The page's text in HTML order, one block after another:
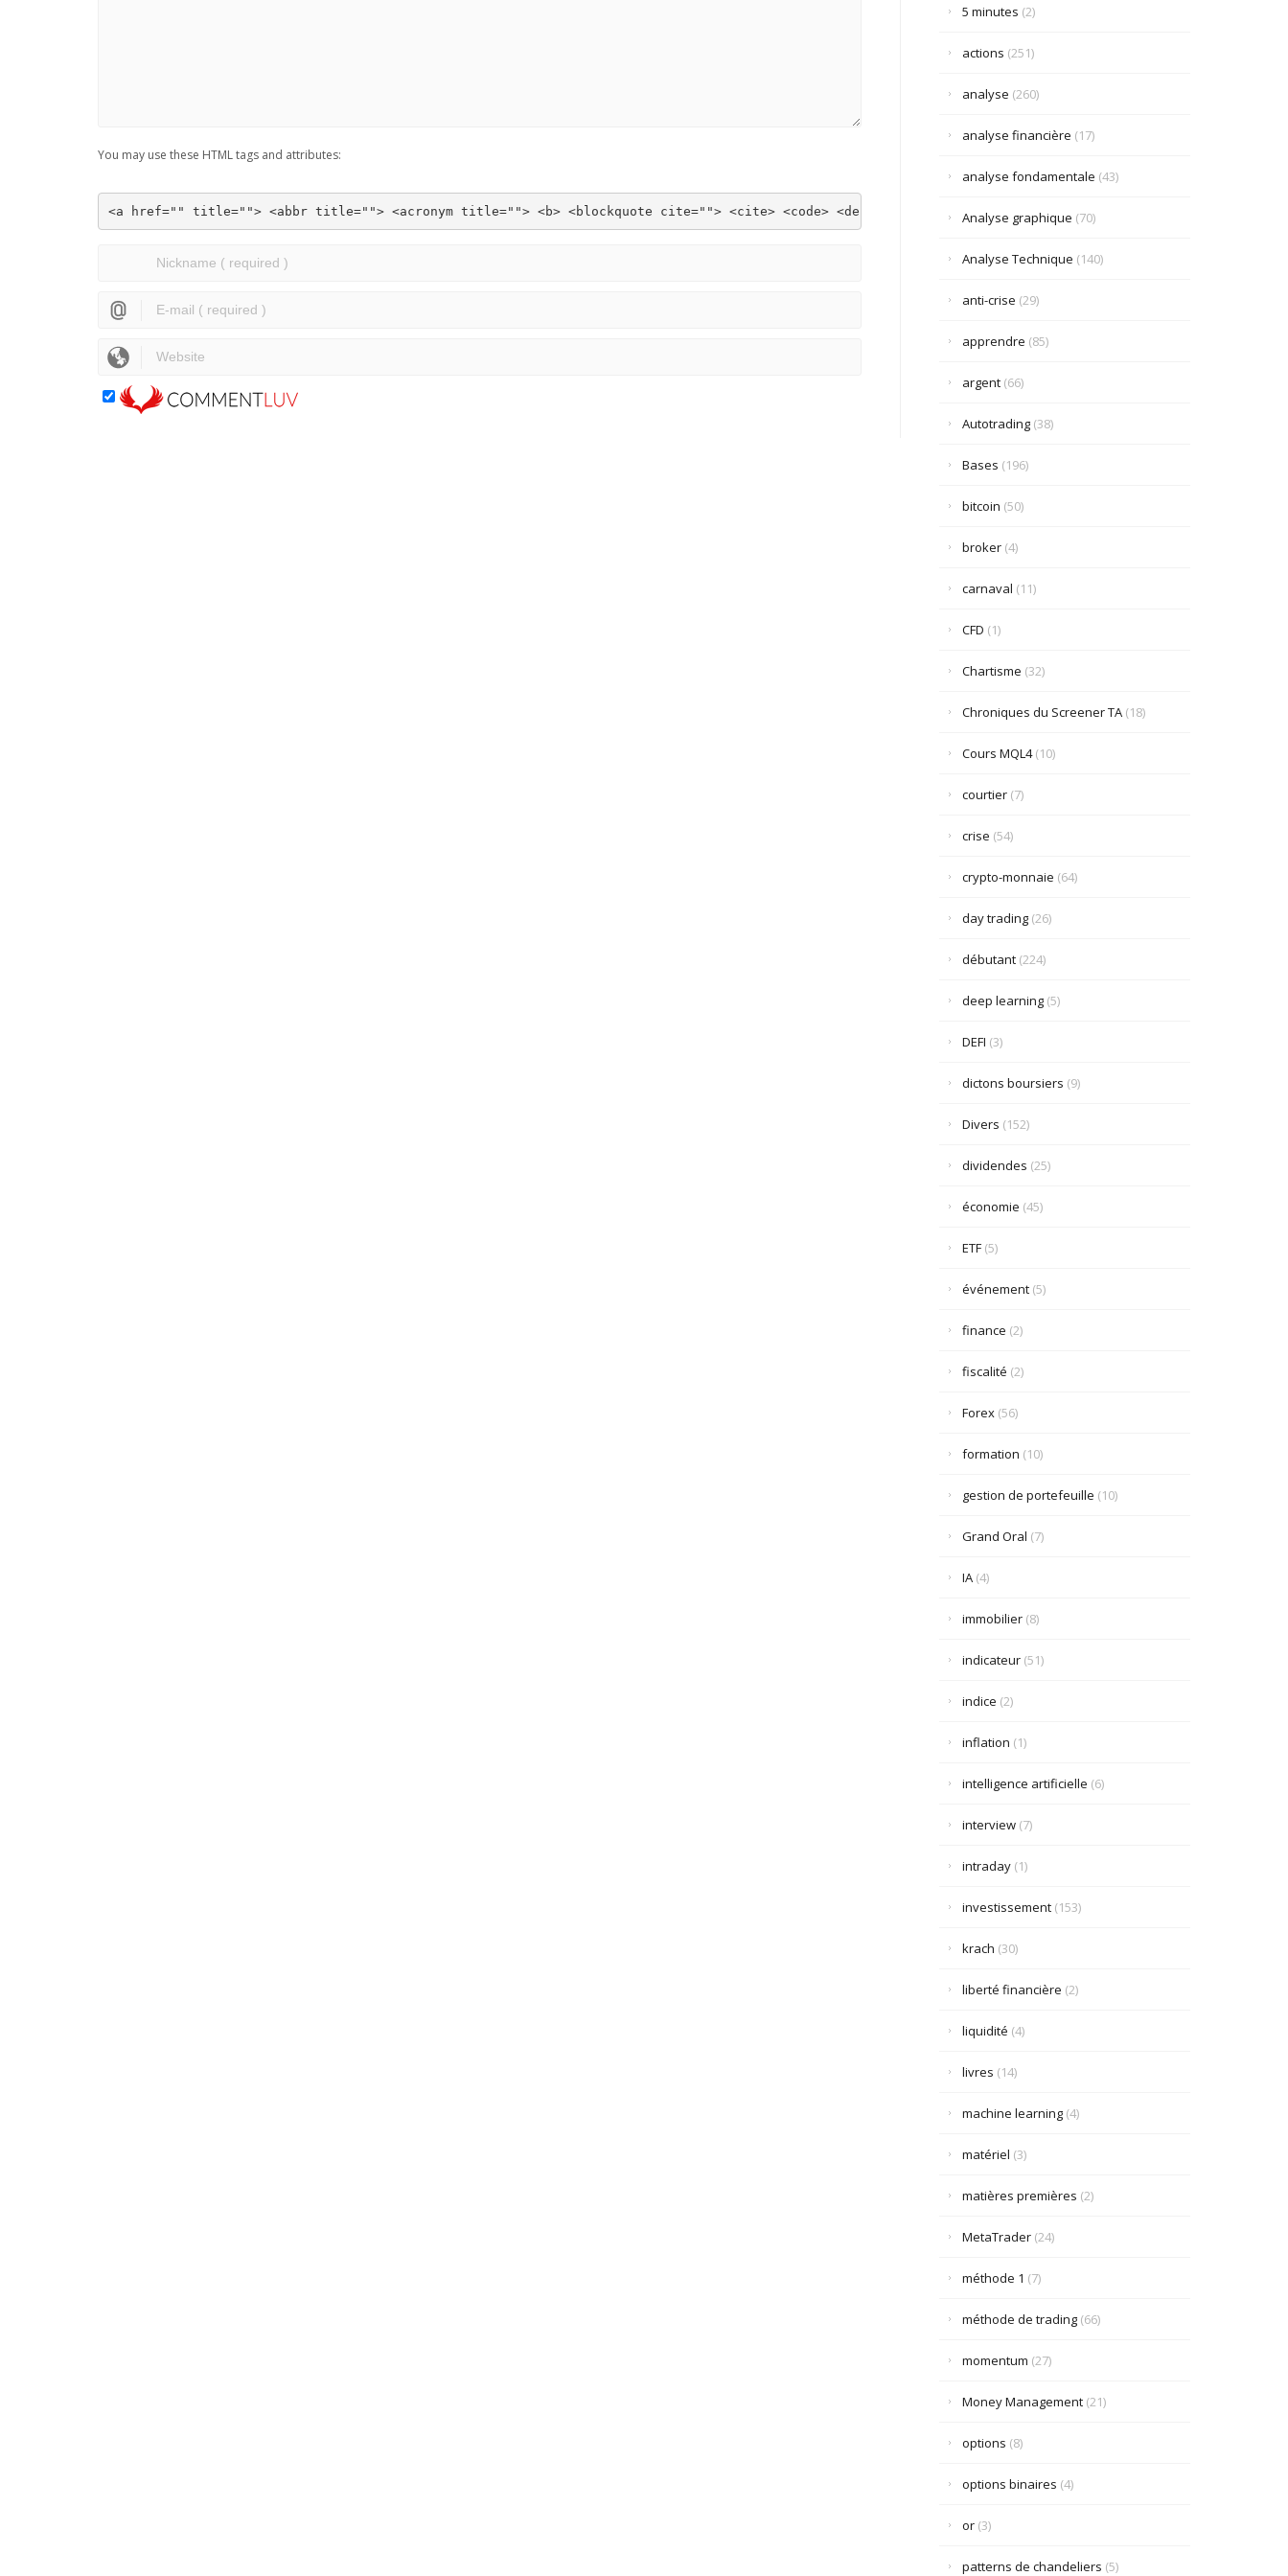
You may use these HTML tags and attributes:
<a href="" title=""> <abbr title=""> <acronym title=""> <b> <blockquote cite=""> <cite> <code> <del datetime=""> <em> <i> <q cite=""> <strike> <strong>
5 minutes (2)
actions (251)
analyse (260)
analyse financière (17)
analyse fondamentale (43)
Analyse graphique (70)
Analyse Technique (140)
anti-crise (29)
apprendre (85)
argent(66)
Autotrading(38)
Bases (196)
bitcoin (50)
broker(4)
carnaval (11)
CFD (1)
Chartisme (32)
Chroniques du Screener TA(18)
Cours MQL4(10)
courtier(7)
crise (54)
crypto-monnaie (64)
day trading(26)
débutant(224)
deep learning(5)
DEFI (3)
dictons boursiers (9)
Divers (152)
dividendes (25)
économie (45)
ETF(5)
événement(5)
finance (2)
fiscalité (2)
Forex(56)
formation (10)
gestion de portefeuille (10)
Grand Oral (7)
IA(4)
immobilier(8)
indicateur(51)
indice (2)
inflation (1)
intelligence artificielle (6)
interview(7)
intraday(1)
investissement(153)
krach (30)
liberté financière (2)
liquidité (4)
livres (14)
machine learning(4)
matériel (3)
matières premières (2)
MetaTrader(24)
méthode 1 (7)
méthode de trading(66)
momentum (27)
Money Management(21)
options (8)
options binaires (4)
or(3)
patterns de chandeliers (5)